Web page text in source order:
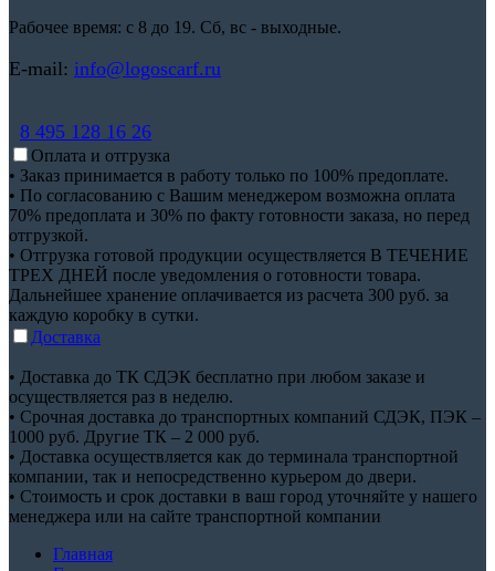
Рабочее время: с 8 до 19. Сб, вс - выходные.
E-mail: info@logoscarf.ru
8 495 128 16 26
Оплата и отгрузка
• Заказ принимается в работу только по 100% предоплате.
• По согласованию с Вашим менеджером возможна оплата
70% предоплата и 30% по факту готовности заказа, но перед
отгрузкой.
• Отгрузка готовой продукции осуществляется В ТЕЧЕНИЕ
ТРЕХ ДНЕЙ после уведомления о готовности товара.
Дальнейшее хранение оплачивается из расчета 300 руб. за
каждую коробку в сутки.
Доставка
• Доставка до ТК СДЭК бесплатно при любом заказе и
осуществляется раз в неделю.
• Срочная доставка до транспортных компаний СДЭК, ПЭК –
1000 руб. Другие ТК – 2 000 руб.
• Доставка осуществляется как до терминала транспортной
компании, так и непосредственно курьером до двери.
• Стоимость и срок доставки в ваш город уточняйте у нашего
менеджера или на сайте транспортной компании
Главная